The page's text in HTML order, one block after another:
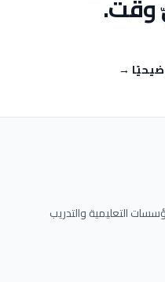
→
التعليمية والتدريب